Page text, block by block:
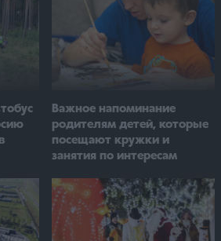
Важное напоминание
родителям детей, которые
посещают кружки и
занятия по интересам